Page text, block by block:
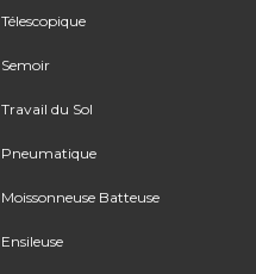
Télescopique
Semoir
Travail du Sol
Pneumatique
Moissonneuse Batteuse
Ensileuse